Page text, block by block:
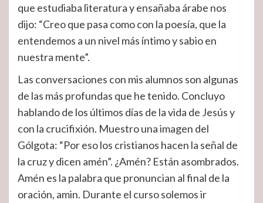
que estudiaba literatura y ensañaba árabe nos
dijo: “Creo que pasa como con la poesía, que la
entendemos a un nivel más íntimo y sabio en
nuestra mente”.
Las conversaciones con mis alumnos son algunas
de las más profundas que he tenido. Concluyo
hablando de los últimos días de la vida de Jesús y
con la crucifixión. Muestro una imagen del
Gólgota: “Por eso los cristianos hacen la señal de
la cruz y dicen amén”. ¿Amén? Están asombrados.
Amén es la palabra que pronuncian al final de la
oración, amin. Durante el curso solemos ir